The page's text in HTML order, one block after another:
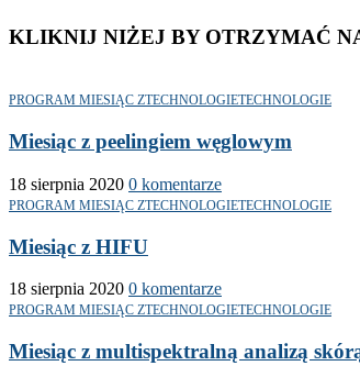
KLIKNIJ NIŻEJ BY OTRZYMAĆ
PROGRAM MIESIĄC ZTECHNOLOGIETECHNOLOGIE
Miesiąc z peelingiem węglowym
18 sierpnia 2020 0 komentarze
PROGRAM MIESIĄC ZTECHNOLOGIETECHNOLOGIE
Miesiąc z HIFU
18 sierpnia 2020 0 komentarze
PROGRAM MIESIĄC ZTECHNOLOGIETECHNOLOGIE
Miesiąc z multispektralną analizą